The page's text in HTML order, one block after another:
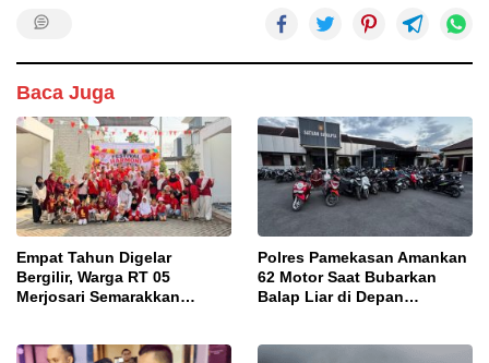
Baca Juga
Empat Tahun Digelar
Bergilir, Warga RT 05
Merjosari Semarakkan
Polres Pamekasan Amankan
62 Motor Saat Bubarkan
Balap Liar di Depan